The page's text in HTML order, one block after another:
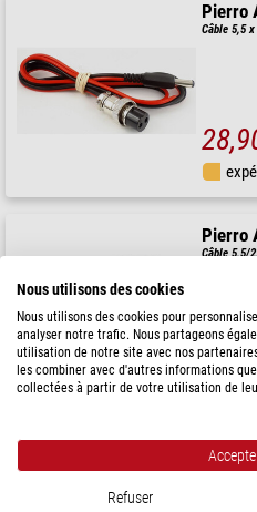
Pierro
Câble 5,5
Pierro
Câble 5,5/
Pierro Astro
Nous utilisons des cookies
Nous utilisons des cookies pour
analyser notre trafic. Nous partageons
utilisation de notre site avec nos
les combiner avec d'autres informations
collectées à partir de votre utilisation de
Refuser